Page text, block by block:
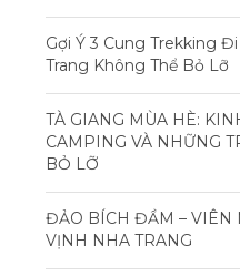
Gợi Ý 3 Cung Trekking
Trang Không Thể Bỏ Lỡ
TÀ GIANG MÙA HÈ:
CAMPING VÀ NHỮNG
BỎ LỠ
ĐẢO BÍCH ĐẦM – VIÊN
VỊNH NHA TRANG